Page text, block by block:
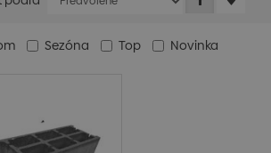
Sezóna Top Novinka